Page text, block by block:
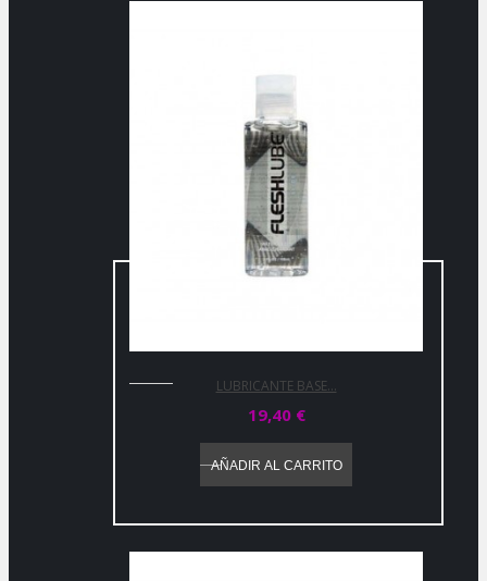
LUBRICANTE BASE...
19,40 €
AÑADIR AL CARRITO